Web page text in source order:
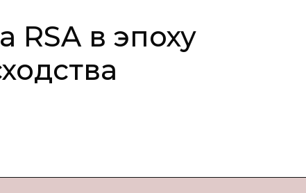
RSA в эпоху